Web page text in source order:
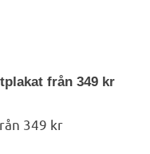
från 349 kr
349 kr